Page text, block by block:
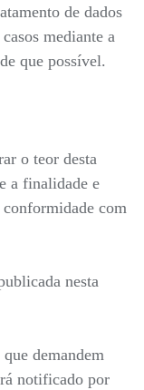
de dados
mediante a
que possível.
o teor desta
a finalidade e
conformidade com
nesta
demandem
notificado por